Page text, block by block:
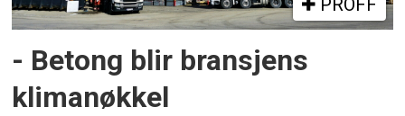
PROFF
- Betong blir bransjens
klimanøkkel